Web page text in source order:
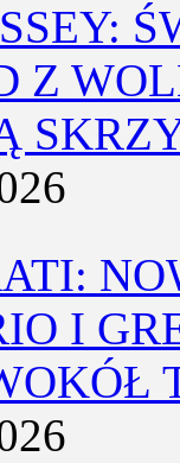
Z
I